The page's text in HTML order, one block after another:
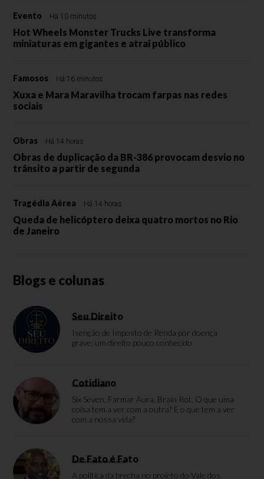
Evento Há 10 minutos
Hot Wheels Monster Trucks Live transforma
miniaturas em gigantes e atrai público
Famosos Há 16 minutos
Xuxa e Mara Maravilha trocam farpas nas redes
sociais
Obras Há 14 horas
Obras de duplicação da BR-386 provocam desvio no
trânsito a partir de segunda
Tragédia Aérea Há 14 horas
Queda de helicóptero deixa quatro mortos no Rio
de Janeiro
Blogs e colunas
Seu Direito
Isenção de Imposto de Renda por doença
grave: um direito pouco conhecido
Cotidiano
Six Seven, Farmar Aura, Brain Rot. O que uma
coisa tem a ver com a outra? E o que tem a ver
com a nossa vida?
De Fato é Fato
A política da brecha no projeto do Vale dos